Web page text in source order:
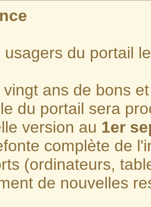
usagers du portail
ans de bons
du portail sera
version au 1er
complète de
(ordinateurs,
de nouvelles